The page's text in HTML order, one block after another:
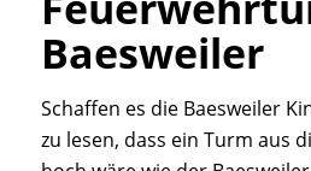
Baesweiler
Schaffen es die Baesweiler
zu lesen, dass ein Turm aus